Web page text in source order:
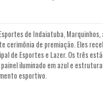
de Indaiatuba,
cerimônia de premiação. Eles
de Esportes e Lazer. Os três
iluminado em azul e
esportivo.